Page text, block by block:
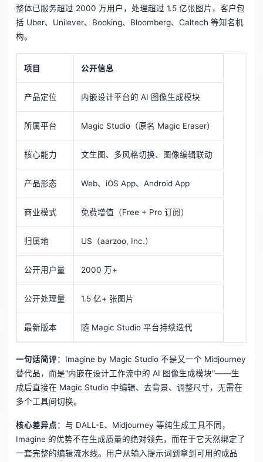
整体已服务超过 2000 万用户，处理超过 1.5 亿张图片，客户包
括 Uber、Unilever、Booking、Bloomberg、Caltech 等知名机
构。
项目 公开信息
产品定位 内嵌设计平台的 AI 图像生成模块
所属平台 Magic Studio（原名 Magic Eraser）
核心能力 文生图、多风格切换、图像编辑联动
产品形态 Web、iOS App、Android App
商业模式 免费增值（Free + Pro 订阅）
归属地 US（aarzoo, Inc.）
公开用户量 2000 万+
公开处理量 1.5 亿+ 张图片
最新版本 随 Magic Studio 平台持续迭代
一句话简评：Imagine by Magic Studio 不是又一个 Midjourney
替代品，而是"内嵌在设计工作流中的 AI 图像生成模块"——生
成后直接在 Magic Studio 中编辑、去背景、调整尺寸，无需在
多个工具间切换。
核心差异点：与 DALL-E、Midjourney 等纯生成工具不同，
Imagine 的优势不在生成质量的绝对领先，而在于它天然绑定了
一套完整的编辑流水线。用户从输入提示词到拿到可用的成品